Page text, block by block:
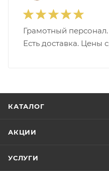
Грамотный
Есть доставка. Цены
КАТАЛОГ
АКЦИИ
УСЛУГИ